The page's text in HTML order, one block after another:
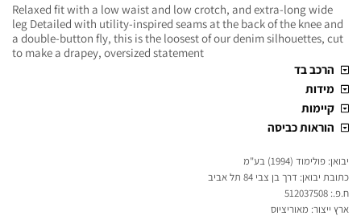
Relaxed fit with a low waist and low crotch, and extra-long wide
leg Detailed with utility-inspired seams at the back of the knee and
a double-button fly, this is the loosest of our denim silhouettes, cut
to make a drapey, oversized statement
הרכב בד
מידות
קיימות
הוראות כביסה
יבואן: פולימוד (1994) בע"מ
כתובת יבואן: דרך בן צבי 84 תל אביב
ח.פ.: 512037508
ארץ ייצור: מאוריציוס